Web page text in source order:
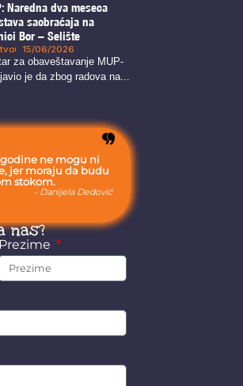
Naredna dva meseca
saobraćaja na
Bor – Selište
15/06/2026
za obaveštavanje MUP-
je da zbog radova na...
ne mogu ni
jer moraju da budu
stokom.
- Danijela Dedović
nas?
Prezime